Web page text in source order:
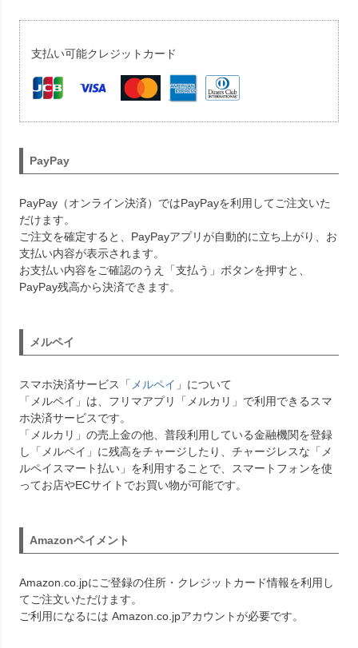
支払い可能クレジットカード
PayPay
PayPay（オンライン決済）ではPayPayを利用してご注文いた
だけます。
ご注文を確定すると、PayPayアプリが自動的に立ち上がり、お
支払い内容が表示されます。
お支払い内容をご確認のうえ「支払う」ボタンを押すと、
PayPay残高から決済できます。
メルペイ
スマホ決済サービス「 メルペイ 」について
「メルペイ」は、フリマアプリ「メルカリ」で利用できるスマ
ホ決済サービスです。
「メルカリ」の売上金の他、普段利用している金融機関を登録
し「メルペイ」に残高をチャージしたり、チャージレスな「メ
ルペイスマート払い」を利用することで、スマートフォンを使
ってお店やECサイトでお買い物が可能です。
Amazonペイメント
Amazon.co.jpにご登録の住所・クレジットカード情報を利用し
てご注文いただけます。
ご利用になるには Amazon.co.jpアカウントが必要です。